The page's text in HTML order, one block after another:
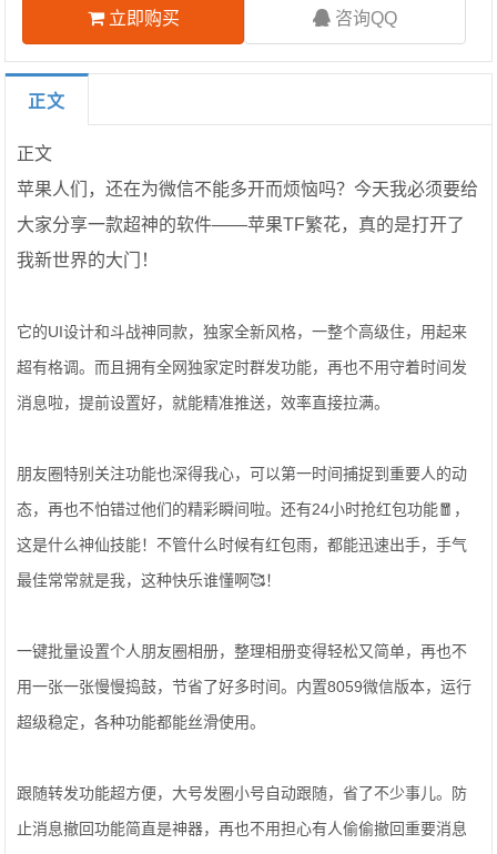
立即购买 咨询QQ
正文
正文
苹果人们，还在为微信不能多开而烦恼吗？今天我必须要给
大家分享一款超神的软件——苹果TF繁花，真的是打开了
我新世界的大门！
它的UI设计和斗战神同款，独家全新风格，一整个高级住，用起来
超有格调。而且拥有全网独家定时群发功能，再也不用守着时间发
消息啦，提前设置好，就能精准推送，效率直接拉满。
朋友圈特别关注功能也深得我心，可以第一时间捕捉到重要人的动
态，再也不怕错过他们的精彩瞬间啦。还有24小时抢红包功能🧧，
这是什么神仙技能！不管什么时候有红包雨，都能迅速出手，手气
最佳常常就是我，这种快乐谁懂啊🥰！
一键批量设置个人朋友圈相册，整理相册变得轻松又简单，再也不
用一张一张慢慢捣鼓，节省了好多时间。内置8059微信版本，运行
超级稳定，各种功能都能丝滑使用。
跟随转发功能超方便，大号发圈小号自动跟随，省了不少事儿。防
止消息撤回功能简直是神器，再也不用担心有人偷偷撤回重要消息